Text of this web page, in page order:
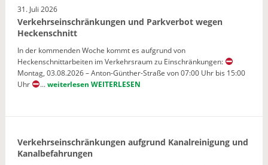
31. Juli 2026
Verkehrseinschränkungen und Parkverbot wegen
Heckenschnitt
In der kommenden Woche kommt es aufgrund von
Heckenschnittarbeiten im Verkehrsraum zu Einschränkungen:
Montag, 03.08.2026 – Anton-Günther-Straße von 07:00 Uhr bis 15:00
Uhr
...weiterlesen WEITERLESEN
Verkehrseinschränkungen aufgrund Kanalreinigung und
Kanalbefahrungen